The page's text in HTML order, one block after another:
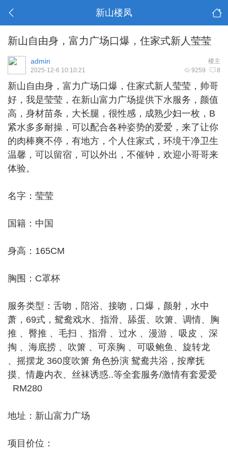
新山楼凤
新山自由身，富力广场口爆，住家式新人莹莹
楼主
admin
9259 8
2025-12-6 10:10:21
新山自由身 ，富力广场口爆，住家式新人莹莹，帅哥
好，我是莹莹，在新山富力广场提供下水服务，颜值
高，身材苗条，大长腿，很性感，成熟少妇一枚，B
紧水多多耐操，可以配合各种姿势的爱爱，来了让你
的肉棒爽不停，有地方，个人住家式，环境干净卫生
温馨，可以留宿，可以外出，不催钟，欢迎小哥哥来
体验。
名字：莹莹
国籍：中国
身高：165CM
胸围：C罩杯
服务类型：舌吻，陪浴、接吻，口爆，颜射，水中
萧，69式，鸳鸯戏水、指滑、舔蛋、吹箫、调情、胸
推 、臀推 、毛扫 、指滑 、过水 、漫游 、吸皮 、深
掏 、海底捞 、吹箫 、可亲胸 、可吸鲍鱼、旋转龙
、摇摆龙 360度吹箫 角色扮演 鸳鸯共浴，按摩抚
摸、情趣内衣、丝袜诱惑..等全套服务/激情有套爱爱
RM280
地址：新山富力广场
项目价位：